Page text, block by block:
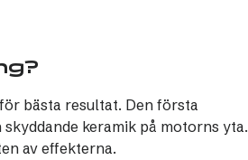
bästa resultat. Den första
keramik på motorns yta.
av effekterna.